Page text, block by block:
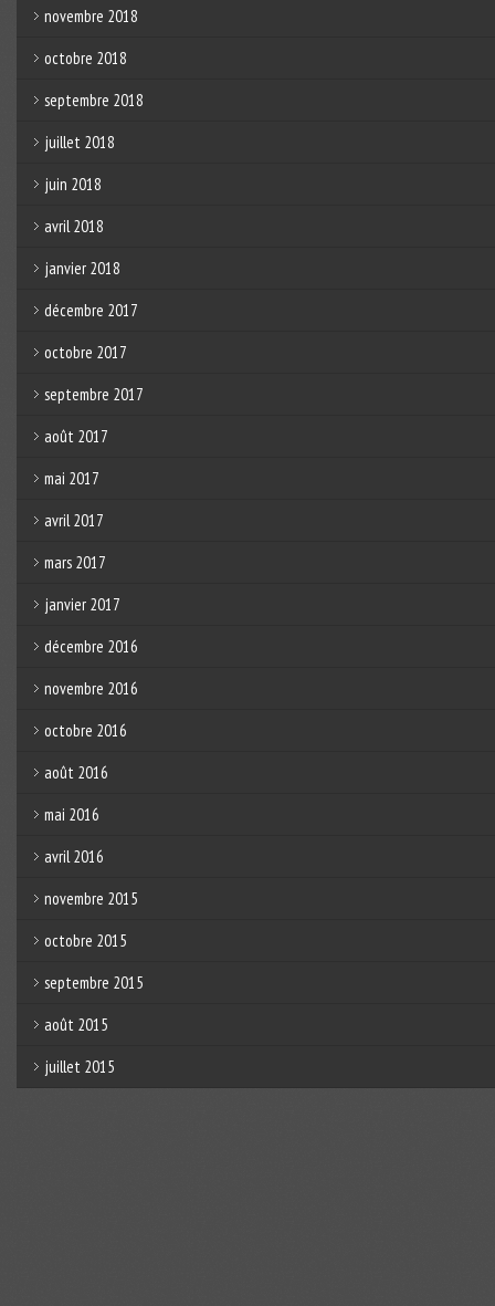
novembre 2018
octobre 2018
septembre 2018
juillet 2018
juin 2018
avril 2018
janvier 2018
décembre 2017
octobre 2017
septembre 2017
août 2017
mai 2017
avril 2017
mars 2017
janvier 2017
décembre 2016
novembre 2016
octobre 2016
août 2016
mai 2016
avril 2016
novembre 2015
octobre 2015
septembre 2015
août 2015
juillet 2015